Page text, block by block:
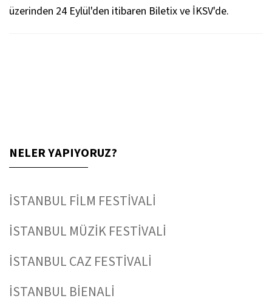
üzerinden 24 Eylül'den itibaren Biletix ve İKSV'de.
NELER YAPIYORUZ?
İSTANBUL FİLM FESTİVALİ
İSTANBUL MÜZİK FESTİVALİ
İSTANBUL CAZ FESTİVALİ
İSTANBUL BİENALİ